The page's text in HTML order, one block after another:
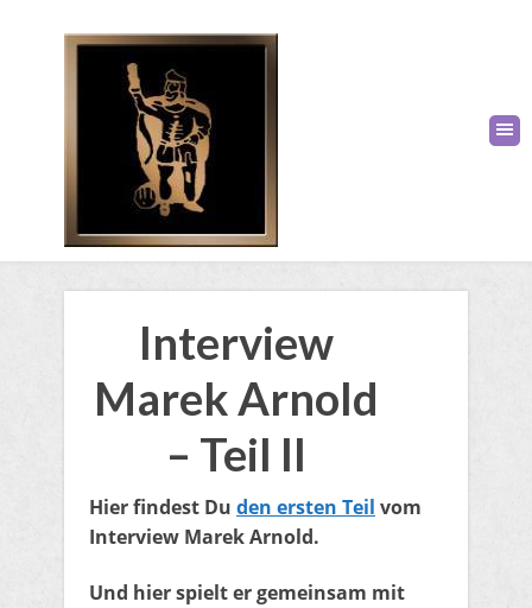
Interview
Marek Arnold
– Teil II
Hier findest Du den ersten Teil vom
Interview Marek Arnold.
Und hier spielt er gemeinsam mit